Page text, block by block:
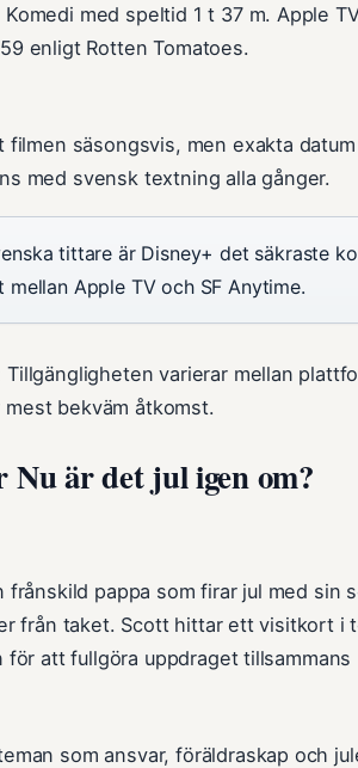
Komedi med speltid 1 t 37 m. Apple
enligt Rotten Tomatoes.
filmen säsongsvis, men exakta
med svensk textning alla gånger.
tittare är Disney+ det säkraste
mellan Apple TV och SF Anytime.
varierar mellan
bekväm åtkomst.
Nu är det jul igen om?
frånskild pappa som firar jul med sin
från taket. Scott hittar ett visitkort i
för att fullgöra uppdraget tillsammans
som ansvar, föräldraskap och